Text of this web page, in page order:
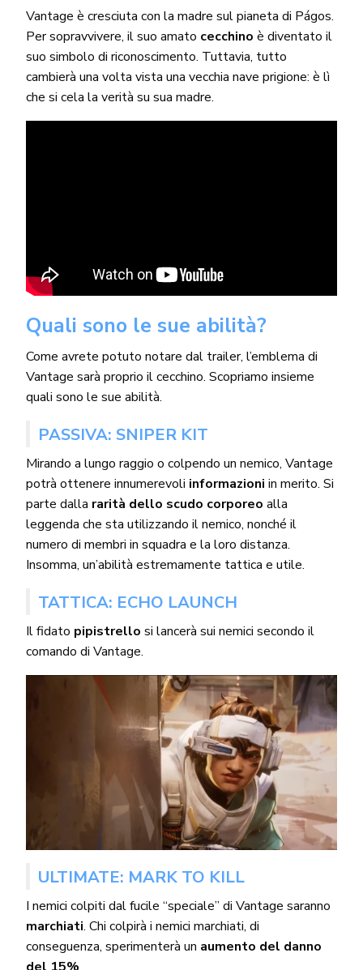
Vantage è cresciuta con la madre sul pianeta di Págos.
Per sopravvivere, il suo amato cecchino è diventato il
suo simbolo di riconoscimento. Tuttavia, tutto
cambierà una volta vista una vecchia nave prigione: è lì
che si cela la verità su sua madre.
Quali sono le sue abilità?
Come avrete potuto notare dal trailer, l’emblema di
Vantage sarà proprio il cecchino. Scopriamo insieme
quali sono le sue abilità.
PASSIVA: SNIPER KIT
Mirando a lungo raggio o colpendo un nemico, Vantage
potrà ottenere innumerevoli informazioni in merito. Si
parte dalla rarità dello scudo corporeo alla
leggenda che sta utilizzando il nemico, nonché il
numero di membri in squadra e la loro distanza.
Insomma, un’abilità estremamente tattica e utile.
TATTICA: ECHO LAUNCH
Il fidato pipistrello si lancerà sui nemici secondo il
comando di Vantage.
ULTIMATE: MARK TO KILL
I nemici colpiti dal fucile “speciale” di Vantage saranno
marchiati. Chi colpirà i nemici marchiati, di
conseguenza, sperimenterà un aumento del danno